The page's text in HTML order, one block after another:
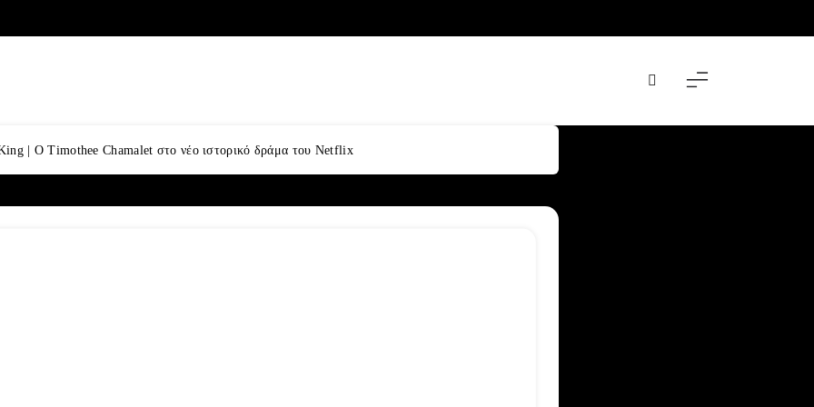
| Ο Timothee Chamalet στο νέο ιστορικό δράμα του Netflix